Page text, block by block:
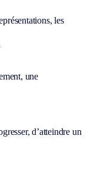
les
une
d’atteindre un